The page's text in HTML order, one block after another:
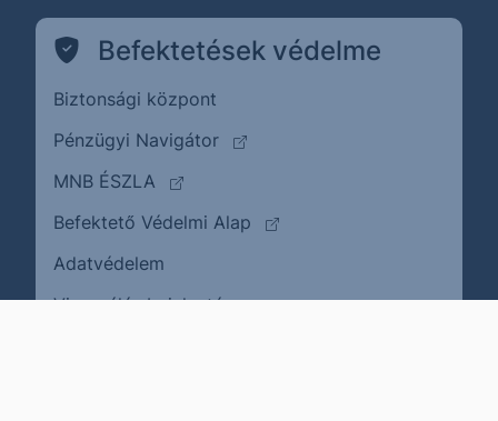
Befektetések védelme
Biztonsági központ
Pénzügyi Navigátor
(külső oldalra ugrik)
MNB ÉSZLA
(külső oldalra ugrik)
Befektető Védelmi Alap
(külső oldalra ugrik)
Adatvédelem
Visszaélés bejelentése(külső oldalra ugrik)